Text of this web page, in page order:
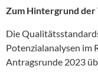
Zum Hintergrund der
Die
Potenzialanalysen im
Antragsrunde 2023